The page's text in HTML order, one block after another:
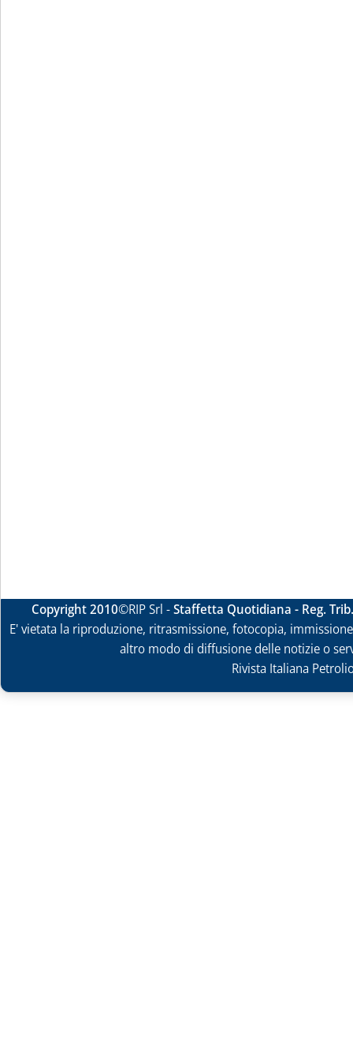
Copyright 2010©RIP Srl -Staffetta Quotidiana - Reg.
E' vietata la riproduzione, ritrasmissione, fotocopia,
altro modo di diffusione delle notizie o
Rivista Italiana